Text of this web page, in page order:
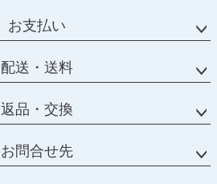
お支払い
配送・送料
返品・交換
お問合せ先